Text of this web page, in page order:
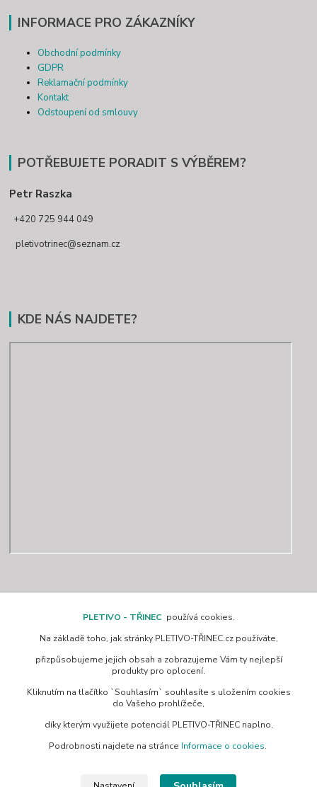
INFORMACE PRO ZÁKAZNÍKY
Obchodní podmínky
GDPR
Reklamační podmínky
Kontakt
Odstoupení od smlouvy
POTŘEBUJETE PORADIT S VÝBĚREM?
Petr Raszka
+420 725 944 049
pletivotrinec@seznam.cz
KDE NÁS NAJDETE?
www.pletivo-trinec.cz
Raszka Petr
+420 725 944 049
Denně 10.00–21.00 hod
pletivotrinec@seznam.cz
PLETIVO - TŘINEC používá cookies.
Na základě toho, jak stránky PLETIVO-TŘINEC.cz používáte,
přizpůsobujeme jejich obsah a zobrazujeme Vám ty nejlepší
produkty pro oplocení.
Kliknutím na tlačítko `Souhlasím` souhlasíte s uložením cookies
do Vašeho prohlížeče,
díky kterým využijete potenciál PLETIVO-TŘINEC naplno.
Podrobnosti najdete na stránce Informace o cookies.